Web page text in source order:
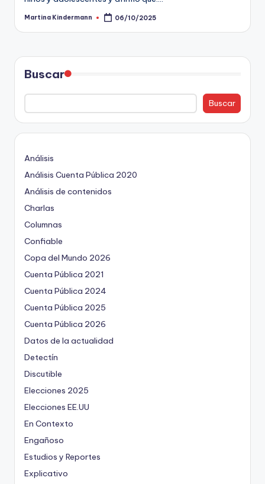
Publicado
Martina Kindermann 06/10/2025
Buscar
Buscar
Análisis
Análisis Cuenta Pública 2020
Análisis de contenidos
Charlas
Columnas
Confiable
Copa del Mundo 2026
Cuenta Pública 2021
Cuenta Pública 2024
Cuenta Pública 2025
Cuenta Pública 2026
Datos de la actualidad
Detectín
Discutible
Elecciones 2025
Elecciones EE.UU
En Contexto
Engañoso
Estudios y Reportes
Explicativo